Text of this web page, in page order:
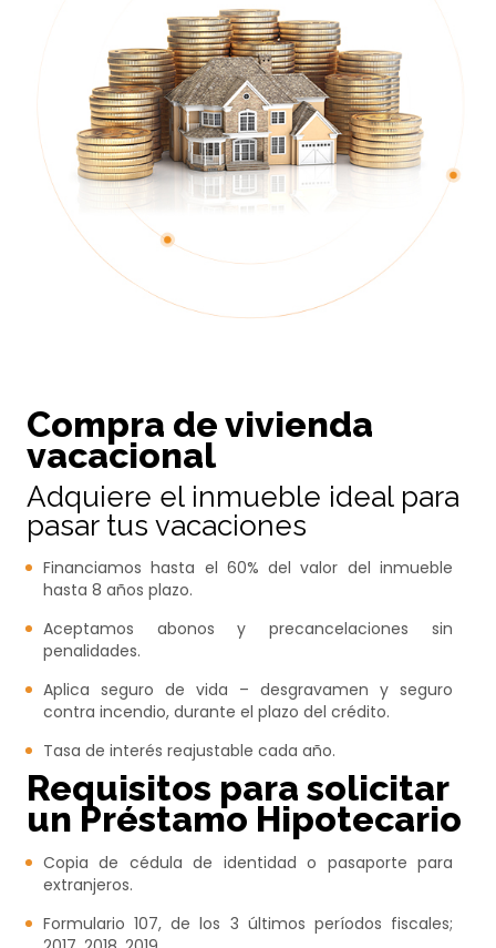
Compra de vivienda
vacacional
Adquiere el inmueble ideal para
pasar tus vacaciones
Financiamos hasta el 60% del valor del inmueble
hasta 8 años plazo.
Aceptamos abonos y precancelaciones sin
penalidades.
Aplica seguro de vida – desgravamen y seguro
contra incendio, durante el plazo del crédito.
Tasa de interés reajustable cada año.
Requisitos para solicitar
un Préstamo Hipotecario
Copia de cédula de identidad o pasaporte para
extranjeros.
Formulario 107, de los 3 últimos períodos fiscales;